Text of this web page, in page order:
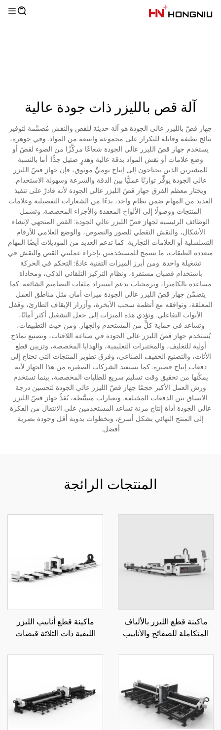
آلة قص بالليزر ذات جودة عالية
جهاز قصّ بالليزر عالي الجودة هو آلة حديثة للقص والنقش مُصمَّمة لتوفير
نتائج نظيفة وقابلة للتكرار على مجموعة واسعة من المواد. وفي جوهره،
يستخدم جهاز قصّ الليزر عالي الجودة شعاعًا مركَّزًا من الضوء لقصّ أو
وضع علامات أو نقش المواد بدقة عالية وهدرٍ ضئيل جدًّا. أما بالنسبة
للمشترين الذين يحتاجون إلى إنتاج يوميٍّ موثوق، فإن جهاز قصّ الليزر
عالي الجودة يوفِّر توازنًا عمليًّا بين الدقة والسرعة وسهولة الاستخدام.
ويختار معظم الفرق جهاز قصّ الليزر عالي الجودة لأنه قادرٌ على تنفيذ
العديد من المهام ضمن نظام واحد، بدءًا من الشعارات التفصيلية وعلامات
المنتجات ووصولًا إلى الألواح المعقدة والأجزاء المخصصة. وتشمل
الوظائف الرئيسية لجهاز قصّ الليزر عالي الجودة: القص المتجهي لإنشاء
الأشكال، والنقش النقطي للصور والنصوص، والوضع العلامي للأرقام
التسلسلية أو العلامات التجارية. كما تدعم العديد من الموديلات أيضًا المهام
متعددة الطبقات، ما يسمح للمستخدمين بإجراء عمليتي القص والنقش في
تشغيلة واحدة. ومن أبرز الميزات التقنية عادةً: التحكم في الحركة
باستخدام قضبان مستقرة، ونظام التركيز التلقائي الذكي، ومحاذاة
مساعدة بالكاميرا، وبرمجيات تدعم استيراد ملفات التصاميم الشائعة. كما
يتضمَّن جهاز قصّ الليزر عالي الجودة ميزات أمان مثل مناطق العمل
المغلقة، وتوافقه مع أنظمة سحب الأبخرة، وأزرار الإيقاف الطارئ، وقفل
الأبواب التفاعلي. وتؤدي هذه الميزات إلى جعل التشغيل أكثر أمانًا،
وتساعد في حماية كلٍّ من المستخدم والجهاز. ومن حيث التطبيقات،
يُستخدم جهاز قصّ الليزر عالي الجودة في صناعة اللافتات، وتصنيع نماذج
أولية للتغليف، والمختبرات التعليمية، والهدايا المخصصة، وتزيين قطع
الأثاث، والتصنيع الخفيف الصناعي، وفرق تطوير المنتجات التي تحتاج إلى
دفعات إنتاج قصيرة. كما تستفيد الشركات الصغيرة من هذا الجهاز لأنه
يمكِّنها من تحقيق وقت تسليم سريع للطلبات المخصصة، بينما تستخدم
ورش العمل الأكبر حجمًا جهاز قصّ الليزر عالي الجودة لتحسين درجة
الاتساق بين الدفعات المختلفة. وبعبارات مبسَّطة، يُعَدُّ جهاز قصّ الليزر
عالي الجودة أداة إنتاج مرنة تساعد المستخدمين على الانتقال من الفكرة
إلى المنتج النهائي بشكل أسرع، وبخطوات يدوية أقل وجودة بصرية
أفضل.
المنتجات الرائجة
ماكينة قطع الليزر بالألياف
المتكاملة للصفائح والأنابيب
ماكينة قطع أنابيب الليزر
الليفية ذات الثلاثة قبضات